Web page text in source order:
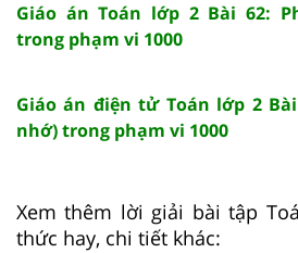
Giáo án Toán lớp 2 Bài 62:
trong phạm vi 1000
Giáo án điện tử Toán lớp 2
nhớ) trong phạm vi 1000
Xem thêm lời giải bài tập
thức hay, chi tiết khác: